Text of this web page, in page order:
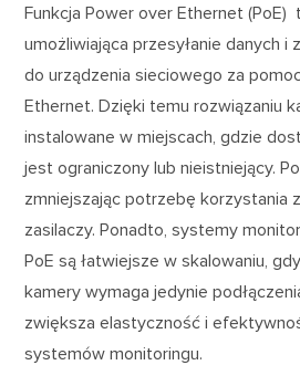
Funkcja Power over Ethernet (PoE)
umożliwiająca przesyłanie danych i
do urządzenia sieciowego za
Ethernet. Dzięki temu rozwiązaniu
instalowane w miejscach, gdzie
jest ograniczony lub nieistniejący.
zmniejszając potrzebę korzystania
zasilaczy. Ponadto, systemy
PoE są łatwiejsze w skalowaniu,
kamery wymaga jedynie
zwiększa elastyczność i
systemów monitoringu.